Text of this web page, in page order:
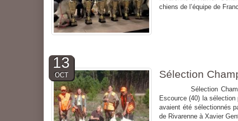
chiens de l’équipe de
13
OCT Sélection
Sélection
Escource (40) la
avaient été sélectionnés
de Rivarenne à Xavier